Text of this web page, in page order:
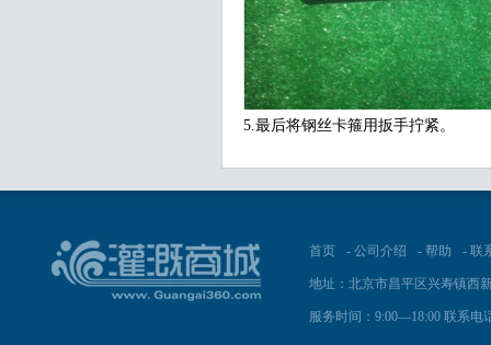
5.最后将钢丝卡箍用扳手拧紧。
首页 - 公司介绍 - 帮助 - 联
地址：北京市昌平区兴寿镇西
服务时间：9:00—18:00 联系电